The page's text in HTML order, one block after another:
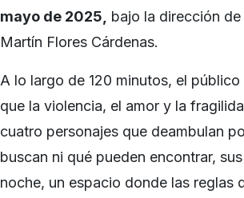
mayo de 2025,
bajo la dirección de
Martín Flores Cárdenas.
A lo largo de 120 minutos, el
que la violencia, el amor y la
cuatro personajes que deambulan
buscan ni qué pueden encontrar,
noche, un espacio donde las reglas